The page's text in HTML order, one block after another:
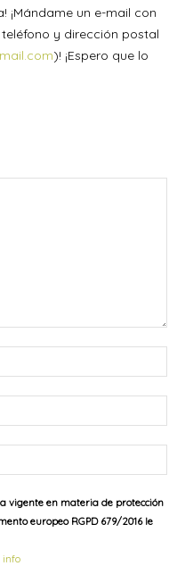
¡Mándame un e-mail con
y dirección postal
)! ¡Espero que lo
vigente en materia de protección
europeo RGPD 679/2016 le
info